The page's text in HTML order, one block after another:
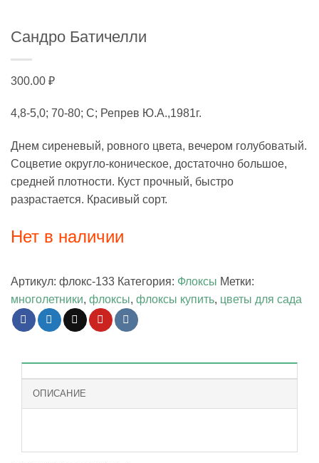
Сандро Батичелли
300.00 ₽
4,8-5,0; 70-80; С; Репрев Ю.А.,1981г.
Днем сиреневый, ровного цвета, вечером голубоватый.
Соцветие округло-коническое, достаточно большое,
средней плотности. Куст прочный, быстро
разрастается. Красивый сорт.
Нет в наличии
Артикул: флокс-133 Категория: Флоксы Метки:
многолетники, флоксы, флоксы купить, цветы для сада
ОПИСАНИЕ